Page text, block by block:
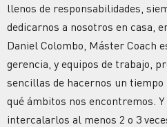
llenos de responsabilidades,
dedicarnos a nosotros en casa,
Daniel Colombo, Máster Coach
gerencia, y equipos de trabajo,
sencillas de hacernos un
qué ámbitos nos encontremos.
intercalarlos al menos 2 o 3